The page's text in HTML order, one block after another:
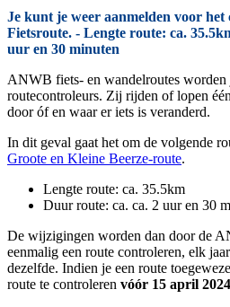
Je kunt je weer aanmelden voor het
Fietsroute. - Lengte route: ca.
uur en 30 minuten
ANWB fiets- en wandelroutes
routecontroleurs. Zij rijden of lopen
door óf en waar er iets is veranderd.
In dit geval gaat het om de volgende
Groote en Kleine Beerze-route.
Lengte route: ca. 35.5km
Duur route: ca. ca. 2 uur en 30
De wijzigingen worden dan door de
eenmalig een route controleren, elk
dezelfde. Indien je een route
route te controleren vóór 15 april 2024